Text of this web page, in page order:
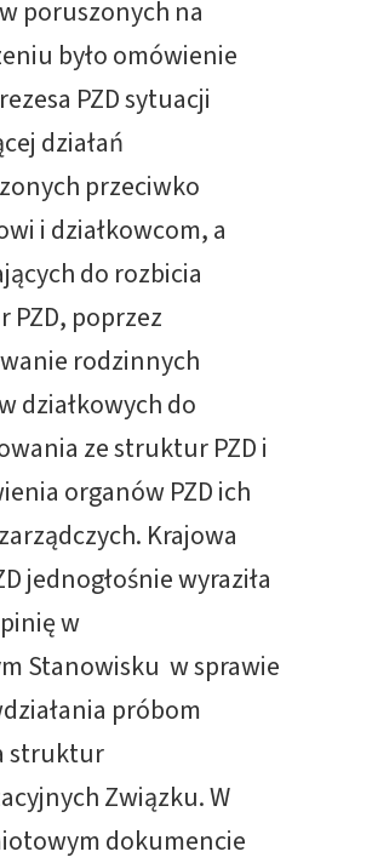
poruszonych na
było omówienie
PZD sytuacji
działań
przeciwko
i działkowcom, a
do rozbicia
poprzez
rodzinnych
działkowych do
ze struktur PZD i
organów PZD ich
Krajowa
jednogłośnie wyraziła
w
Stanowisku w sprawie
próbom
struktur
Związku. W
dokumencie